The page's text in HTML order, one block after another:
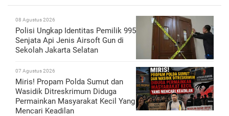
08 Agustus 2026
Polisi Ungkap Identitas Pemilik 995
Senjata Api Jenis Airsoft Gun di
Sekolah Jakarta Selatan
07 Agustus 2026
Miris! Propam Polda Sumut dan
Wasidik Ditreskrimum Diduga
Permainkan Masyarakat Kecil Yang
Mencari Keadilan